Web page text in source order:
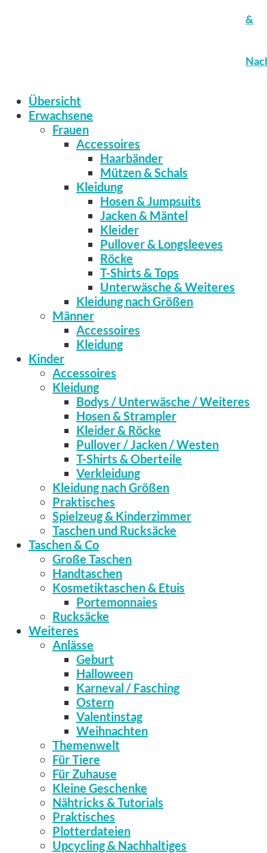
&
Übersicht
Erwachsene
Frauen
Accessoires
Haarbänder
Mützen & Schals
Kleidung
Hosen & Jumpsuits
Jacken & Mäntel
Kleider
Pullover & Longsleeves
Röcke
T-Shirts & Tops
Unterwäsche & Weiteres
Kleidung nach Größen
Männer
Accessoires
Kleidung
Kinder
Accessoires
Kleidung
Bodys / Unterwäsche / Weiteres
Hosen & Strampler
Kleider & Röcke
Pullover / Jacken / Westen
T-Shirts & Oberteile
Verkleidung
Kleidung nach Größen
Praktisches
Spielzeug & Kinderzimmer
Taschen und Rucksäcke
Taschen & Co
Große Taschen
Handtaschen
Kosmetiktaschen & Etuis
Portemonnaies
Rucksäcke
Weiteres
Anlässe
Geburt
Halloween
Karneval / Fasching
Ostern
Valentinstag
Weihnachten
Themenwelt
Für Tiere
Für Zuhause
Kleine Geschenke
Nähtricks & Tutorials
Praktisches
Plotterdateien
Upcycling & Nachhaltiges